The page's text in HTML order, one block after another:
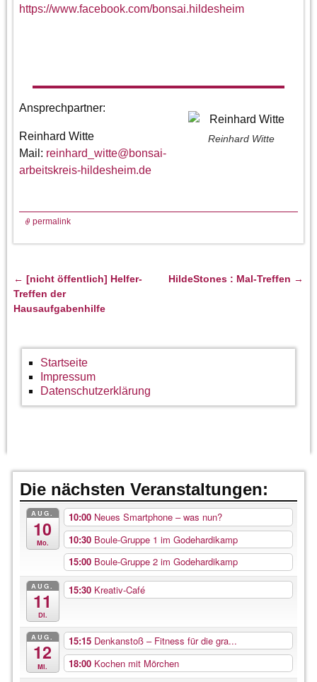
https://www.facebook.com/bonsai.hildesheim
Reinhard Witte
Ansprechpartner:
Reinhard Witte
Mail: reinhard_witte@bonsai-
arbeitskreis-hildesheim.de
permalink
Artikelnavigation
← [nicht öffentlich] Helfer-
Treffen der
Hausaufgabenhilfe
HildeStones : Mal-Treffen →
Startseite
Impressum
Datenschutzerklärung
Die nächsten Veranstaltungen:
AUG.
10
Mo.
10:00 Neues Smartphone – was nun?
10:30 Boule-Gruppe 1 im Godehardikamp
15:00 Boule-Gruppe 2 im Godehardikamp
AUG.
11
Di.
15:30 Kreativ-Café
AUG.
12
Mi.
15:15 Denkanstoß – Fitness für die gra...
18:00 Kochen mit Mörchen